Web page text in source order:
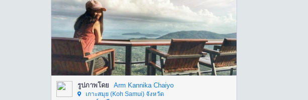
รูปภาพโดย Arm Kannika Chaiyo
เกาะสมุย (Koh Samui) จังหวัด